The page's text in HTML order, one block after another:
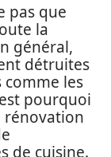
pas que
la
général,
détruites
comme les
pourquoi
rénovation
de cuisine.